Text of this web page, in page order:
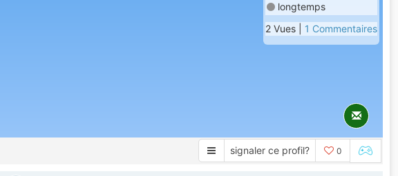
longtemps
2 Vues | 1 Commentaires
signaler ce profil? 0